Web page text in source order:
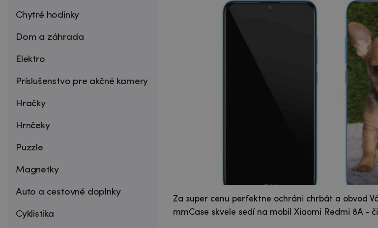
Chytré hodinky
Dom a záhrada
Elektro
Príslušenstvo pre akčné kamery
Hračky
Hrnčeky
Puzzle
Magnetky
Auto a cestovné doplnky
Cyklistika
Za super cenu perfektne ochráni chrbát a obvod
mmCase skvele sedí na mobil Xiaomi Redmi 8A -